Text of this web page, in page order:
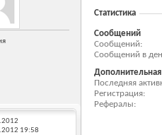
19:58
Статистика
Сообщений
Сообщений
Сообщений в
Последняя
Регистрация
Рефералы